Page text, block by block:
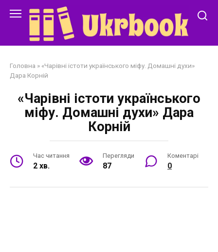
Головна » «Чарівні істоти українського міфу. Домашні духи»
Дара Корній
«Чарівні істоти українського
міфу. Домашні духи» Дара
Корній
Час читання
2 хв.
Перегляди
87
Коментарі
0